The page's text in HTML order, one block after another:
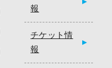
報
チケット情
報